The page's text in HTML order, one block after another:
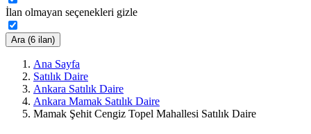
İlan olmayan seçenekleri gizle
Ara (6 ilan)
Ana Sayfa
Satılık Daire
Ankara Satılık Daire
Ankara Mamak Satılık Daire
Mamak Şehit Cengiz Topel Mahallesi Satılık Daire